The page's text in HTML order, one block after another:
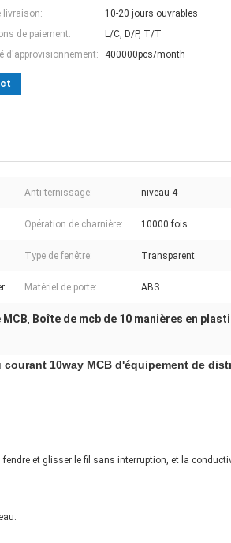
livraison:
10-20 jours ouvrables
de paiement:
L/C, D/P, T/T
d'approvisionnement:
400000pcs/month
Anti-ternissage: niveau 4
Opération de charnière: 10000 fois
Type de fenêtre: Transparent
Matériel de porte: ABS
, Boîte de mcb de 10 manières en
10way MCB d'équipement de
et glisser le fil sans interruption, et la